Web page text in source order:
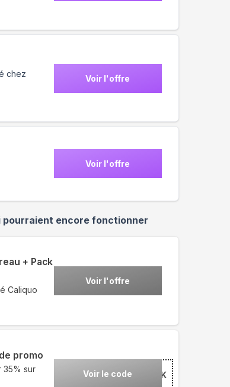
chez
Voir l'offre
Voir l'offre
encore fonctionner
+ Pack
Caliquo
Voir l'offre
promo
35% sur
Voir le code ***CK